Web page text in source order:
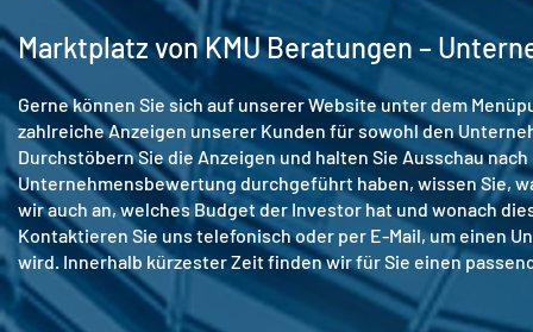
Marktplatz von KMU Beratungen –
Gerne können Sie sich auf unserer Website unter dem
zahlreiche Anzeigen unserer Kunden für sowohl den
Durchstöbern Sie die Anzeigen und halten Sie Ausschau
Unternehmensbewertung durchgeführt haben, wissen Sie,
wir auch an, welches Budget der Investor hat und wonach
Kontaktieren Sie uns telefonisch oder per E-Mail, um einen
wird. Innerhalb kürzester Zeit finden wir für Sie einen